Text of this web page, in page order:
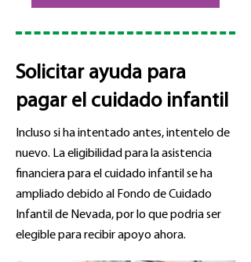
Solicitar ayuda para
pagar el cuidado infantil
Incluso si ha intentado antes, intentelo de
nuevo. La eligibilidad para la asistencia
financiera para el cuidado infantil se ha
ampliado debido al Fondo de Cuidado
Infantil de Nevada, por lo que podria ser
elegible para recibir apoyo ahora.